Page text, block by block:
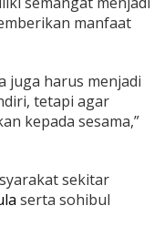
manfaat
juga harus menjadi
tetapi agar
kepada sesama,”
sekitar
serta sohibul
In Berita, Politik